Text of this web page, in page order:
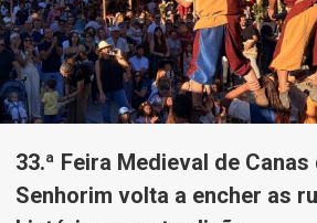
33.ª Feira Medieval de Canas
Senhorim volta a encher as